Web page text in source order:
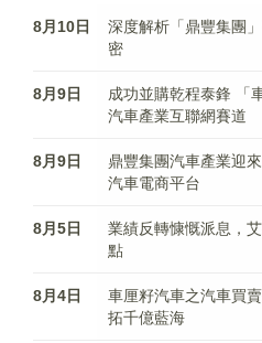
8月10日
深度解析「鼎豐集團
密
8月9日
成功並購乾程泰鋒 「
汽車產業互聯網賽道
8月9日
鼎豐集團汽車產業迎
汽車電商平台
8月5日
業績反轉慷慨派息，
點
8月4日
車厘籽汽車之汽車買
拓千億藍海